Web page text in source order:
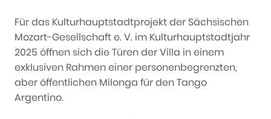
Für das Kulturhauptstadtprojekt der Sächsischen
Mozart-Gesellschaft e. V. im Kulturhauptstadtjahr
2025 öffnen sich die Türen der Villa in einem
exklusiven Rahmen einer personenbegrenzten,
aber öffentlichen Milonga für den Tango
Argentino.